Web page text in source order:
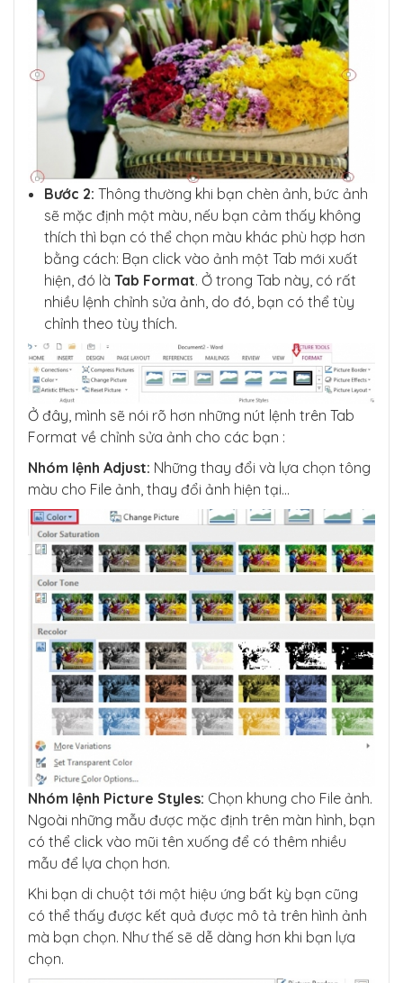
Bước 2: Thông thường khi bạn chèn ảnh, bức ảnh
sẽ mặc định một màu, nếu bạn cảm thấy không
thích thì bạn có thể chọn màu khác phù hợp hơn
bằng cách: Bạn click vào ảnh một Tab mới xuất
hiện, đó là Tab Format. Ở trong Tab này, có rất
nhiều lệnh chỉnh sửa ảnh, do đó, bạn có thể tùy
chỉnh theo tùy thích.
Ở đây, mình sẽ nói rõ hơn những nút lệnh trên Tab
Format về chỉnh sửa ảnh cho các bạn :
Nhóm lệnh Adjust: Những thay đổi và lựa chọn tông
màu cho File ảnh, thay đổi ảnh hiện tại…
Nhóm lệnh Picture Styles: Chọn khung cho File ảnh.
Ngoài những mẫu được mặc định trên màn hình, bạn
có thể click vào mũi tên xuống để có thêm nhiều
mẫu để lựa chọn hơn.
Khi bạn di chuột tới một hiệu ứng bất kỳ bạn cũng
có thể thấy được kết quả được mô tả trên hình ảnh
mà bạn chọn. Như thế sẽ dễ dàng hơn khi bạn lựa
chọn.